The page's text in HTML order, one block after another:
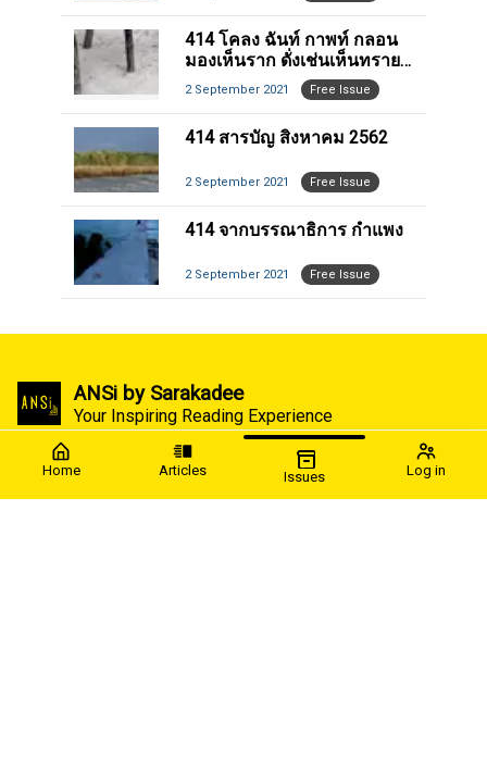
Home Articles Issues Log in
414 โคลง ฉันท์ กาพท์ กลอน
มองเห็นราก ดั่งเช่นเห็นทราย
ผืน
2 September 2021 Free Issue
414 สารบัญ สิงหาคม 2562
2 September 2021 Free Issue
414 จากบรรณาธิการ กำแพง
2 September 2021 Free Issue
ANSi by Sarakadee
Your Inspiring Reading Experience
Reading in other languages by opening in Chrome
translate.